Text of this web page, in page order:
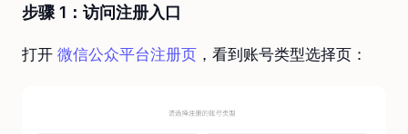
步骤 1：访问注册入口
打开 微信公众平台注册页 ，看到账号类型选择页：